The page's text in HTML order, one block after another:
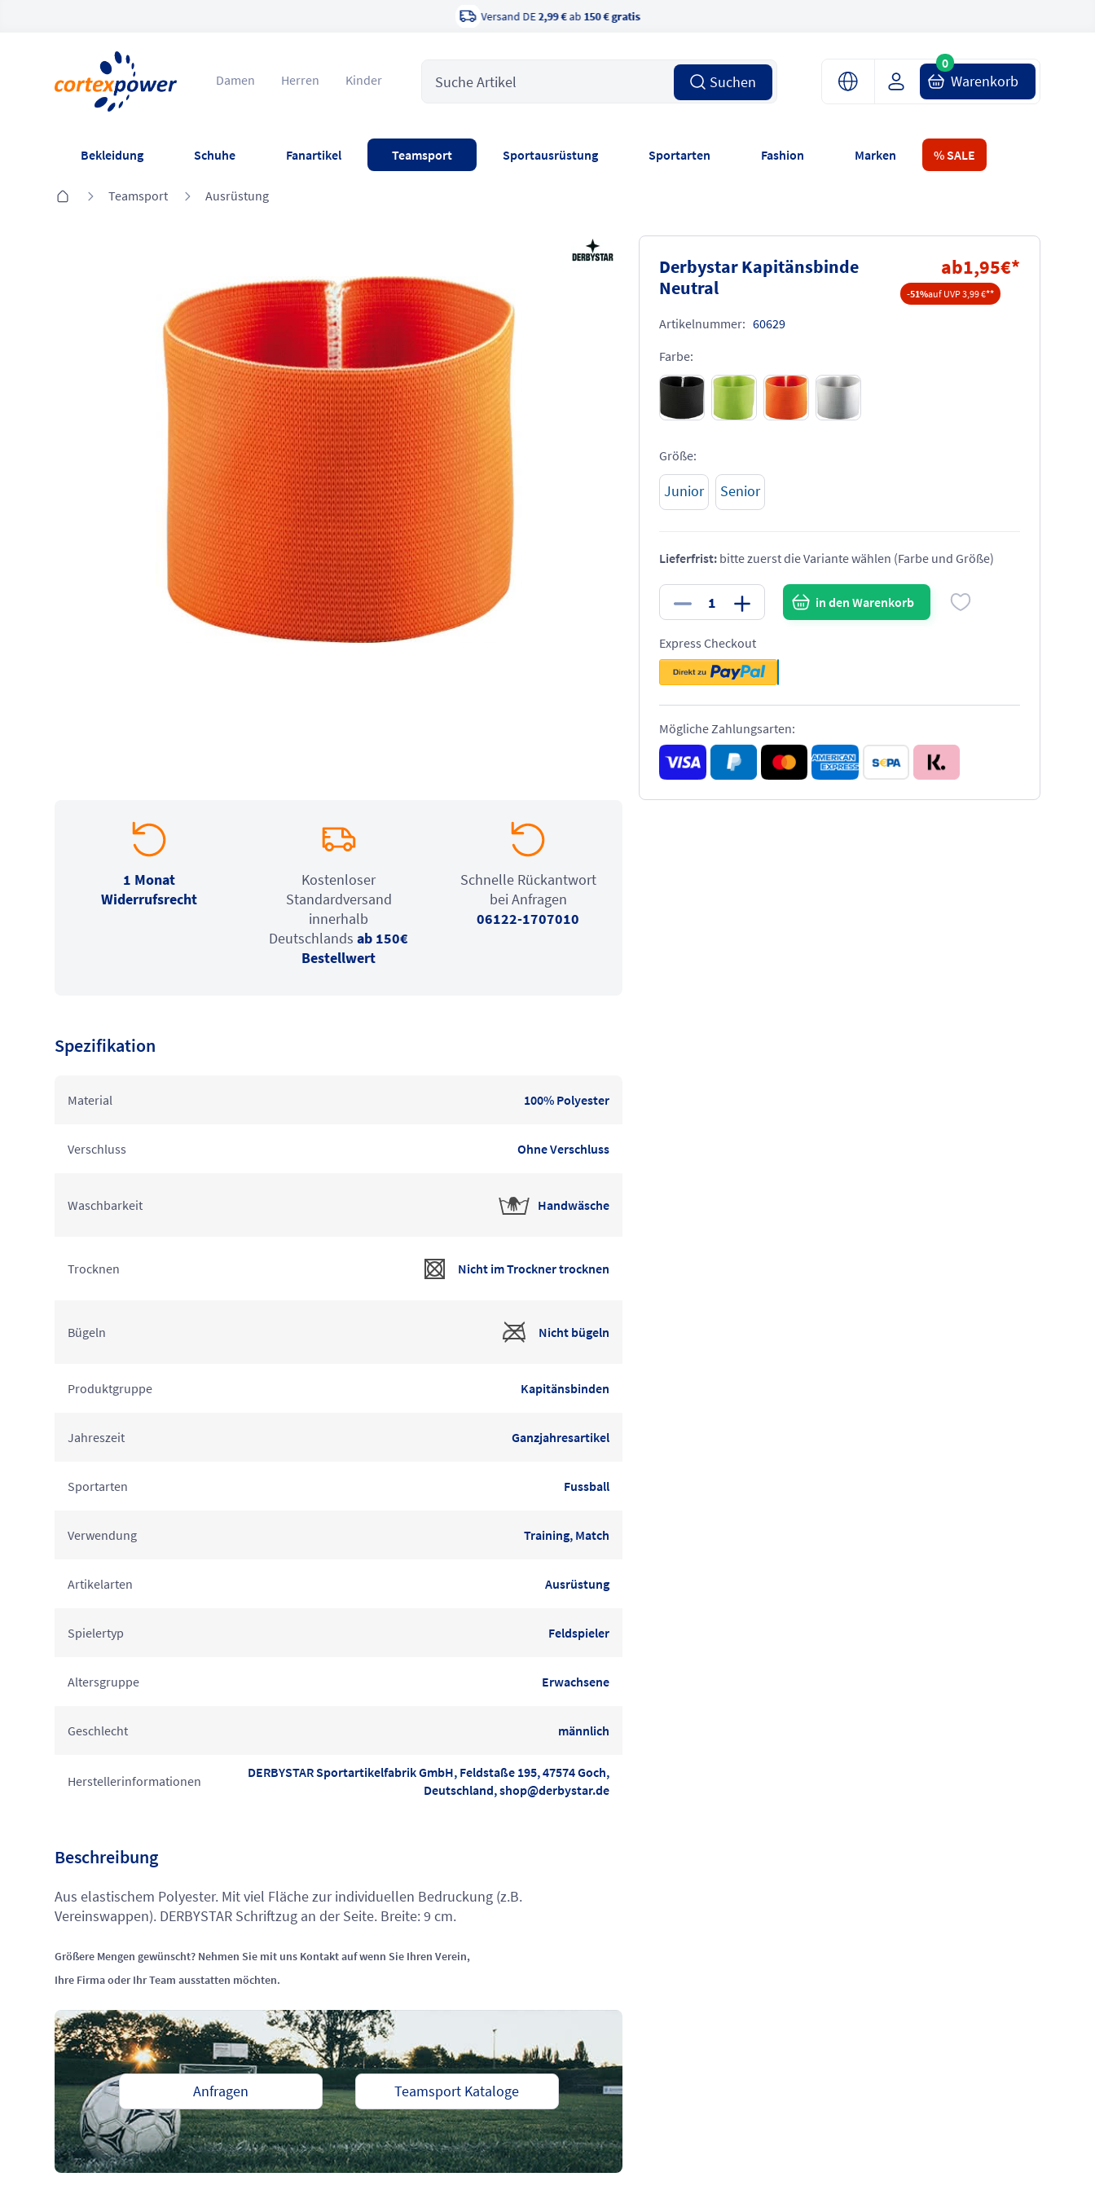
15 Jahre zertifiziert
Damen Herren Kinder Suchen Warenkorb
0
Bekleidung Schuhe Fanartikel Teamsport Sportausrüstung Sportarten Fashion Marken % SALE
Teamsport Ausrüstung
Derbystar Kapitänsbinde
Neutral
ab1,95€*
-51%auf UVP 3,99 €**
Artikelnummer: 60629
Farbe:
Größe:
Junior Senior
Lieferfrist: bitte zuerst die Variante wählen (Farbe und Größe)
in den Warenkorb
Express Checkout
Mögliche Zahlungsarten:
1 Monat
Widerrufsrecht
Kostenloser
Standardversand
innerhalb
Deutschlandsab 150€
Bestellwert
Schnelle Rückantwort
bei Anfragen
06122-1707010
Spezifikation
Material 100% Polyester
Verschluss Ohne Verschluss
Waschbarkeit Handwäsche
Trocknen Nicht im Trockner trocknen
Bügeln Nicht bügeln
Produktgruppe Kapitänsbinden
Jahreszeit Ganzjahresartikel
Sportarten Fussball
Verwendung Training, Match
Artikelarten Ausrüstung
Spielertyp Feldspieler
Altersgruppe Erwachsene
Geschlecht männlich
Herstellerinformationen
DERBYSTAR Sportartikelfabrik GmbH, Feldstaße 195, 47574 Goch,
Deutschland, shop@derbystar.de
Beschreibung
Aus elastischem Polyester. Mit viel Fläche zur individuellen Bedruckung (z.B.
Vereinswappen). DERBYSTAR Schriftzug an der Seite. Breite: 9 cm.
Größere Mengen gewünscht? Nehmen Sie mit uns Kontakt auf wenn Sie Ihren Verein,
Ihre Firma oder Ihr Team ausstatten möchten.
Anfragen Teamsport Kataloge